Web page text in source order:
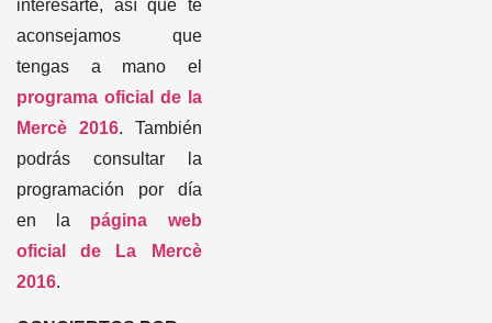
tengas a mano el
programa oficial de la
Mercè 2016
. También
podrás consultar la
programación por día
en la
página web
oficial de La Mercè
2016 .
CONCIERTOS POR